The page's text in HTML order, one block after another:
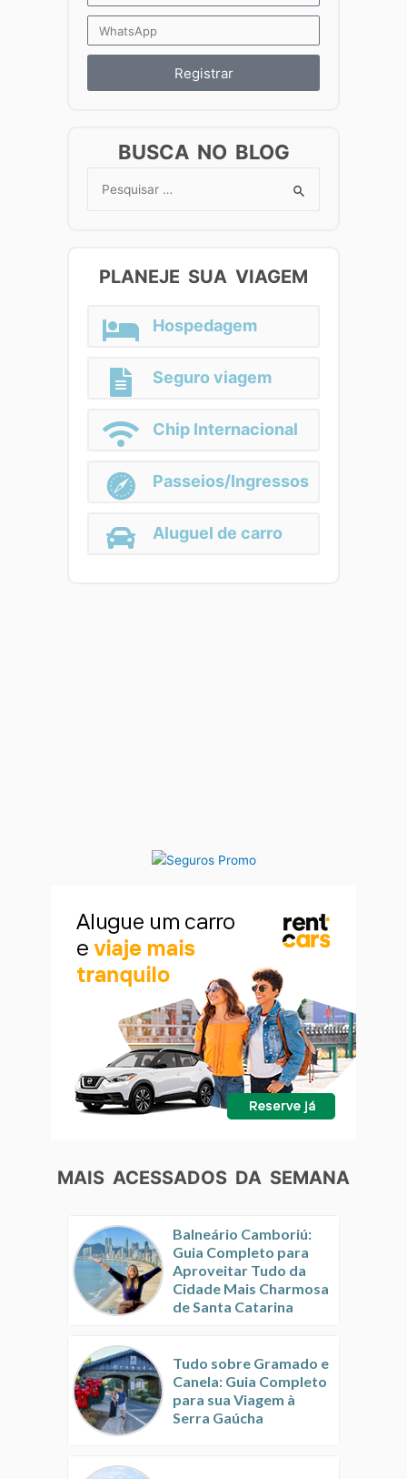
Registrar
BUSCA NO BLOG
Search
PLANEJE SUA VIAGEM
Hospedagem
Seguro viagem
Chip Internacional
Passeios/Ingressos
Aluguel de carro
MAIS ACESSADOS DA SEMANA
Balneário Camboriú:
Guia Completo para
Aproveitar Tudo da
Cidade Mais Charmosa
de Santa Catarina
Tudo sobre Gramado e
Canela: Guia Completo
para sua Viagem à
Serra Gaúcha